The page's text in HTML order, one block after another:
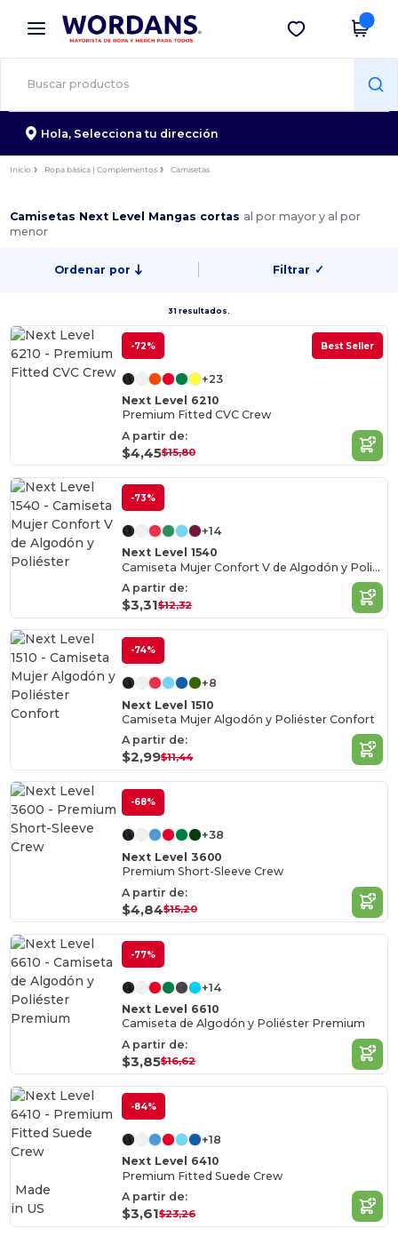
× App de Wordans
¡Mejores precios en app!
Descargar app
Hola, Selecciona tu dirección
Inicio Ropa básica | Complementos Camisetas
Camisetas Next Level Mangas cortas al por mayor y al por
menor
Ordenar por Filtrar ✓
31 resultados.
-72% Best Seller
+23
Next Level 6210
Premium Fitted CVC Crew
A partir de:
$4,45$15,80
-73%
+14
Next Level 1540
Camiseta Mujer Confort V de Algodón y Poliéster
A partir de:
$3,31$12,32
-74%
+8
Next Level 1510
Camiseta Mujer Algodón y Poliéster Confort
A partir de:
$2,99$11,44
-68%
+38
Next Level 3600
Premium Short-Sleeve Crew
A partir de:
$4,84$15,20
-77%
+14
Next Level 6610
Camiseta de Algodón y Poliéster Premium
A partir de:
$3,85$16,62
-84%
+18
Next Level 6410
Premium Fitted Suede Crew
A partir de:
$3,61$23,26
Made
in US